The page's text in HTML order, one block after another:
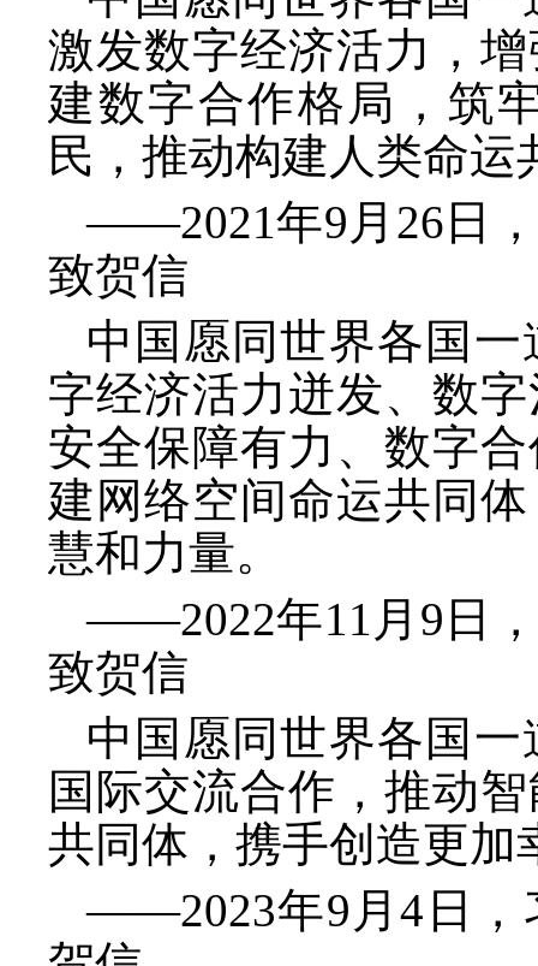
激发数字经济活力，
建数字合作格局，筑
民，推动构建人类命运
——2021年9月26日
致贺信
中国愿同世界各国
字经济活力迸发、数
安全保障有力、数字
建网络空间命运共同
慧和力量。
——2022年11月9日
致贺信
中国愿同世界各国
国际交流合作，推动
共同体，携手创造更加
——2023年9月4日，